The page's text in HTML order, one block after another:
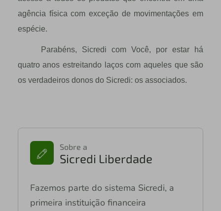
agência física com exceção de movimentações em
espécie.
Parabéns, Sicredi com Você, por estar há
quatro anos estreitando laços com aqueles que são
os verdadeiros donos do Sicredi: os associados.
Sobre a
Sicredi Liberdade
Fazemos parte do sistema Sicredi, a
primeira instituição financeira